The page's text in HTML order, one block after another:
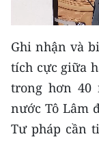
BẠN ĐỌC
KIỂM CHỨNG
TRI THỨC
54 DÂN TỘC
CHƯƠNG
Ghi nhận và
tích cực giữa
trong hơn 40
nước Tô Lâm
Tư pháp cần